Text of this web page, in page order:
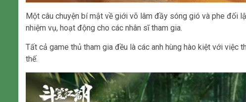
Một câu chuyện bí mật về giới võ lâm đầy sóng gió và phe đối
nhiệm vụ, hoạt động cho các nhân sĩ tham gia.
Tất cả game thủ tham gia đều là các anh hùng hào kiệt với
thế.